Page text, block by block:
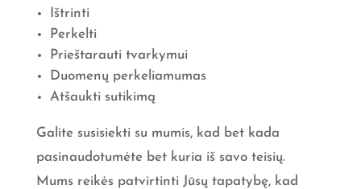
Ištrinti
Perkelti
Prieštarauti tvarkymui
Duomenų perkeliamumas
Atšaukti sutikimą
Galite susisiekti su mumis, kad bet kada
pasinaudotumėte bet kuria iš savo teisių.
Mums reikės patvirtinti Jūsų tapatybę, kad